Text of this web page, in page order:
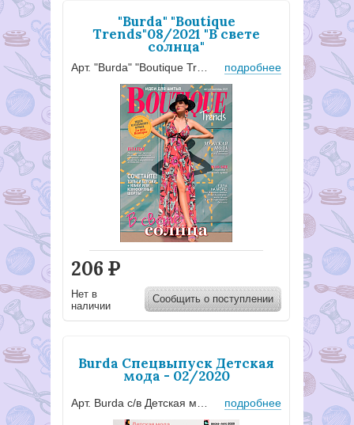
"Burda" "Boutique
Trends"08/2021 "В свете
солнца"
подробнее
206 Р
Нет в
наличии
Сообщить о поступлении
Burda Спецвыпуск Детская
мода - 02/2020
подробнее